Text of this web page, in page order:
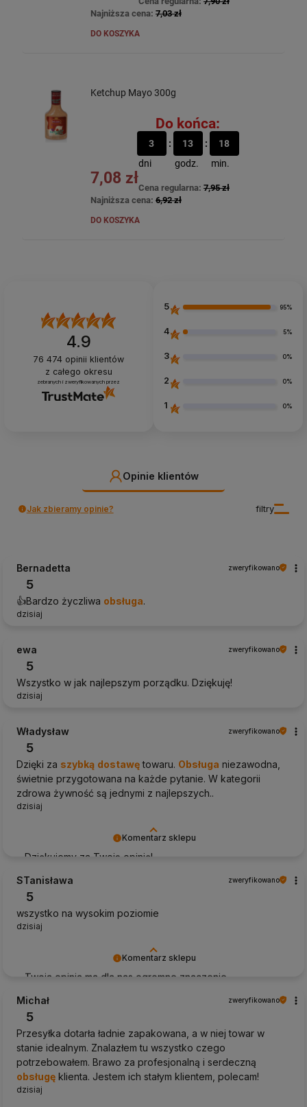
Najniższa cena: 7,03 zł
DO KOSZYKA
Ketchup Mayo 300g
Do końca:
3
dni
13
godz.
18
min.
7,08 zł
Cena regularna: 7,95 zł
Najniższa cena: 6,92 zł
DO KOSZYKA
4.9
76 474 opinii klientów
z całego okresu
zebranych i zweryfikowanych przez
5 95%
4 5%
3 0%
2 0%
1 0%
Opinie klientów
filtry
Jak zbieramy opinie?
Bernadetta zweryfikowano
5
👍️Bardzo życzliwa obsługa.
dzisiaj
ewa zweryfikowano
5
Wszystko w jak najlepszym porządku. Dziękuję!
dzisiaj
Komentarz sklepu
Dziękujemy za Twoją opinię!
Władysław zweryfikowano
5
Dzięki za szybką dostawętowaru. Obsługa niezawodna,
świetnie przygotowana na każde pytanie. W kategorii
zdrowa żywność są jednymi z najlepszych..
dzisiaj
Komentarz sklepu
Twoja opinia ma dla nas ogromne znaczenie -
STanisława zweryfikowano
5
wszystko na wysokim poziomie
dzisiaj
Michał zweryfikowano
5
Przesyłka dotarła ładnie zapakowana, a w niej towar w
stanie idealnym. Znalazłem tu wszystko czego
potrzebowałem. Brawo za profesjonalną i serdeczną
obsługę klienta. Jestem ich stałym klientem, polecam!
dzisiaj